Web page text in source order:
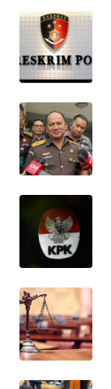
NET
WAHANA
SPORT
WAHANA
UMKM
WAHANA
SELEB
WAHANA
PERSONA
WAHANA
OTOMOTIF
WAHANA